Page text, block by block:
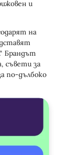
и
на
Брандът
съвети за
по-дълбоко